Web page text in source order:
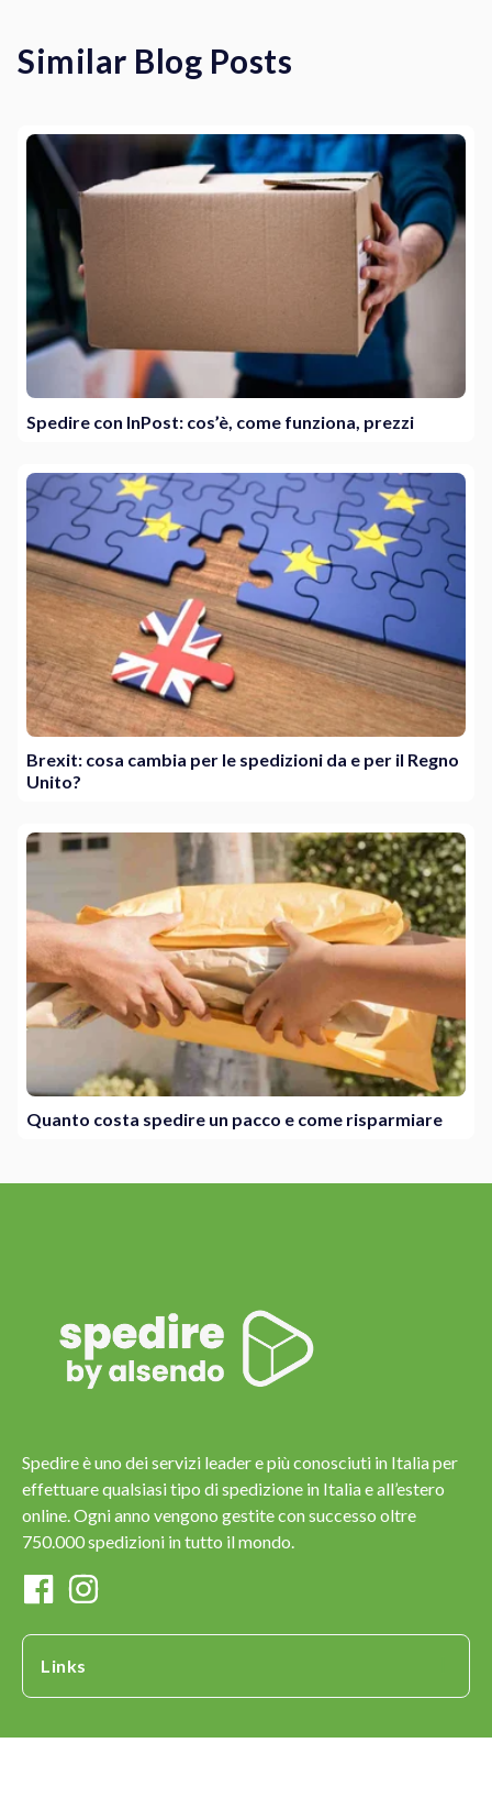
Similar Blog Posts
Spedire con InPost: cos’è, come funziona, prezzi
Brexit: cosa cambia per le spedizioni da e per il Regno
Unito?
Quanto costa spedire un pacco e come risparmiare
Spedire è uno dei servizi leader e più conosciuti in Italia per
effettuare qualsiasi tipo di spedizione in Italia e all’estero
online. Ogni anno vengono gestite con successo oltre
750.000 spedizioni in tutto il mondo.
Links